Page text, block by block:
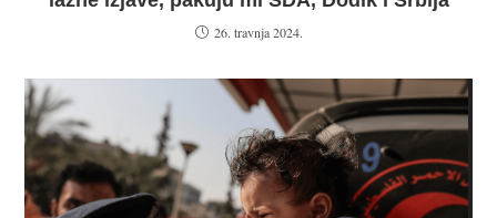
26. travnja 2024.